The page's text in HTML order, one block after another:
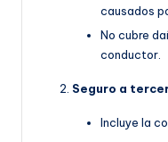
causados
No cubre
conductor.
Seguro a
Incluye la